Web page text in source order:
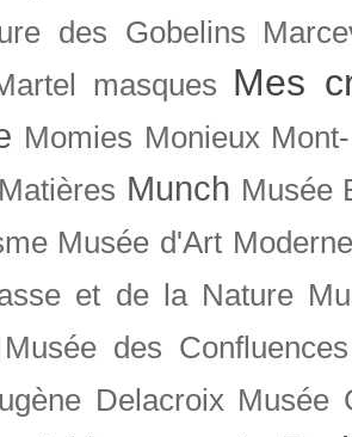
des Gobelins
masques Mes
Momies Monieux
Munch Musée
Musée d'Art
et de la Nature
Musée des Confluences
Delacroix Musée